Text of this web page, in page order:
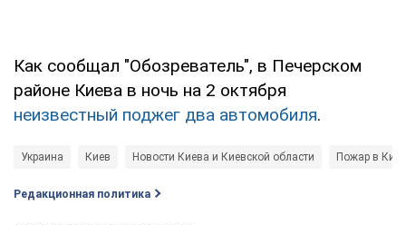
Как сообщал "Обозреватель", в Печерском
районе Киева в ночь на 2 октября
неизвестный поджег два автомобиля.
Украина Киев Новости Киева и Киевской области Пожар в
Редакционная политика